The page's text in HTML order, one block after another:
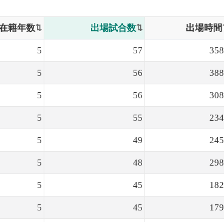
籍年数 出場試合数 出場時間
5 57
5 56
5 56
5 55
5 49
5 48
5 45
5 45